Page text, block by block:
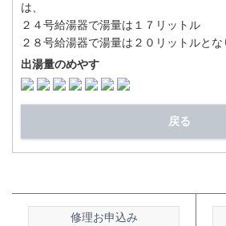
は、
２４号給湯器で湯量は１７リットル
２８号給湯器で湯量は２０リットルとな
出湯量のめやす
戻る
修理お申込み